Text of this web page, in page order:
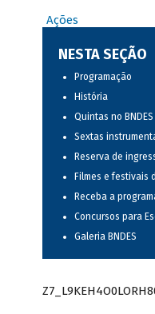
Ações
NESTA SEÇÃO
Programação
História
Quintas no BNDES
Sextas
Reserva de
Filmes e festivais
Receba a
Concursos para
Galeria BNDES